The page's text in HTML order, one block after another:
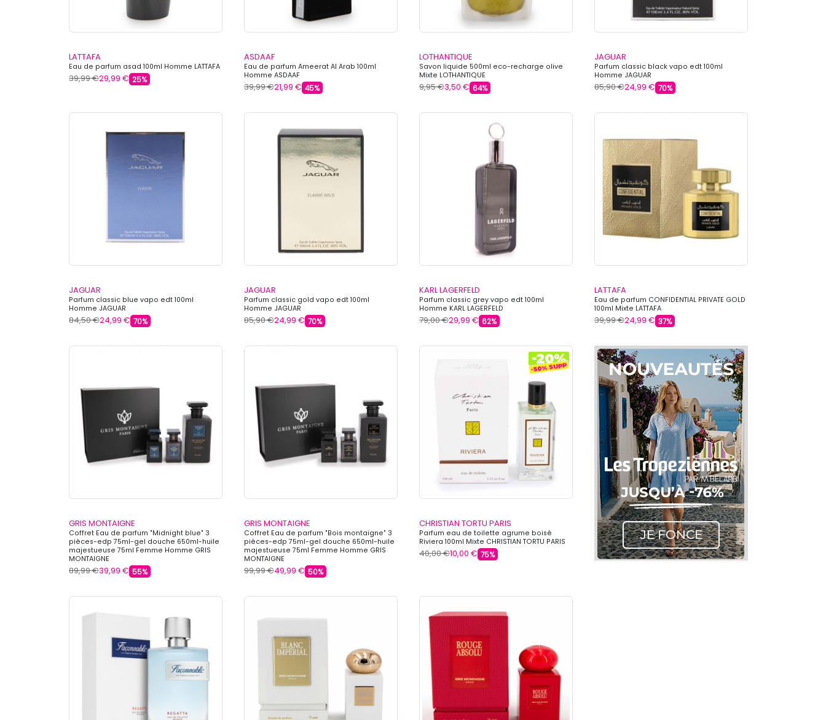
LATTAFA
Eau de parfum asad 100ml Homme LATTAFA
39,99 €29,99 € 25%
ASDAAF
Eau de parfum Ameerat Al Arab 100ml
Homme ASDAAF
39,99 €21,99 € 45%
LOTHANTIQUE
Savon liquide 500ml eco-recharge olive
Mixte LOTHANTIQUE
9,95 €3,50 € 64%
JAGUAR
Parfum classic black vapo edt 100ml
Homme JAGUAR
85,90 €24,99 € 70%
JAGUAR
Parfum classic blue vapo edt 100ml
Homme JAGUAR
84,50 €24,99 € 70%
JAGUAR
Parfum classic gold vapo edt 100ml
Homme JAGUAR
85,90 €24,99 € 70%
KARL LAGERFELD
Parfum classic grey vapo edt 100ml
Homme KARL LAGERFELD
79,00 €29,99 € 62%
LATTAFA
Eau de parfum CONFIDENTIAL PRIVATE GOLD
100ml Mixte LATTAFA
39,99 €24,99 € 37%
GRIS MONTAIGNE
Coffret Eau de parfum "Midnight blue" 3
pièces-edp 75ml-gel douche 650ml-huile
majestueuse 75ml Femme Homme GRIS
MONTAIGNE
89,99 €39,99 € 55%
GRIS MONTAIGNE
Coffret Eau de parfum "Bois montaigne" 3
pièces-edp 75ml-gel douche 650ml-huile
majestueuse 75ml Femme Homme GRIS
MONTAIGNE
99,99 €49,99 € 50%
CHRISTIAN TORTU PARIS
Parfum eau de toilette agrume boisé
Riviera 100ml Mixte CHRISTIAN TORTU PARIS
40,00 €10,00 € 75%